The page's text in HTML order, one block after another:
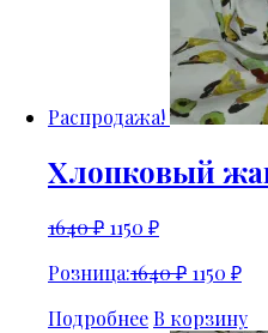
Распродажа!
Хлопковый
1640₽ 1150 ₽
Розница:1640₽ 1150 ₽
ПодробнееВ корзину